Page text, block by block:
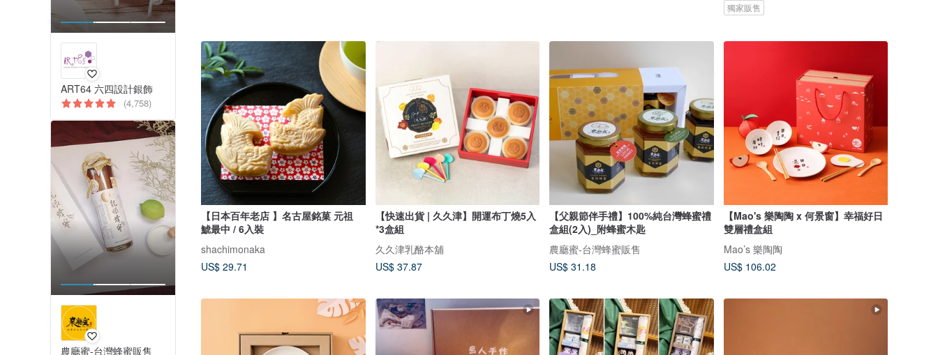
ART64 六四設計銀飾
(4,758)
農廳蜜-台灣蜂蜜販售
獨家販售
【日本百年老店 】名古屋銘菓 元祖
鯱最中 / 6入裝
shachimonaka
US$ 29.71
【快速出貨 | 久久津】開運布丁燒5入
*3盒組
久久津乳酪本舖
US$ 37.87
【父親節伴手禮】100%純台灣蜂蜜禮
盒組(2入)_附蜂蜜木匙
農廳蜜-台灣蜂蜜販售
US$ 31.18
【Mao's 樂陶陶 x 何景窗】幸福好日
雙層禮盒組
Mao’s 樂陶陶
US$ 106.02